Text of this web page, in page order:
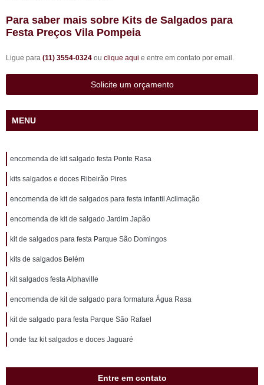
Para saber mais sobre Kits de Salgados para
Festa Preços Vila Pompeia
Ligue para (11) 3554-0324 ou clique aqui e entre em contato por email.
Solicite um orçamento
MENU
encomenda de kit salgado festa Ponte Rasa
kits salgados e doces Ribeirão Pires
encomenda de kit de salgados para festa infantil Aclimação
encomenda de kit de salgado Jardim Japão
kit de salgados para festa Parque São Domingos
kits de salgados Belém
kit salgados festa Alphaville
encomenda de kit de salgado para formatura Água Rasa
kit de salgado para festa Parque São Rafael
onde faz kit salgados e doces Jaguaré
Entre em contato